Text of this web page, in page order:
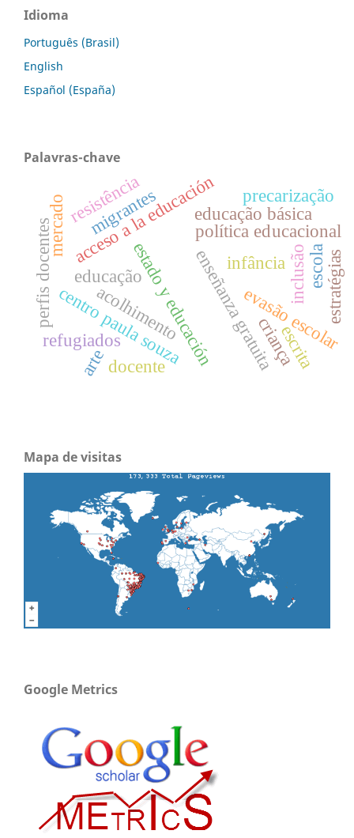
Idioma
Português (Brasil)
English
Español (España)
Palavras-chave
política educacional
estado y educación
acceso a la educación
enseñanza gratuitaevasão escolar
centro paula souza
educação
refugiados
migrantes
inclusão
acolhimento
docente
infância
criança
educação básica
precarização
escola
resistência
perfis docentes
arte
mercado
escrita
estratégias
Mapa de visitas
Google Metrics